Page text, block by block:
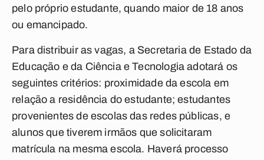
pelo próprio estudante, quando maior de 18 anos
ou emancipado.
Para distribuir as vagas, a Secretaria de Estado da
Educação e da Ciência e Tecnologia adotará os
seguintes critérios: proximidade da escola em
relação a residência do estudante; estudantes
provenientes de escolas das redes públicas, e
alunos que tiverem irmãos que solicitaram
matrícula na mesma escola. Haverá processo